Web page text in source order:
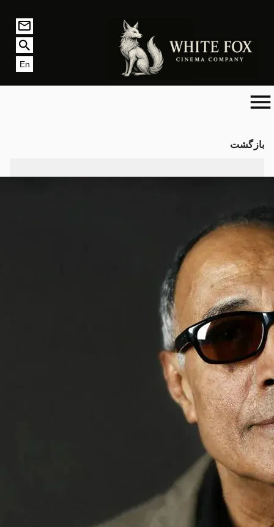
En
بازگشت